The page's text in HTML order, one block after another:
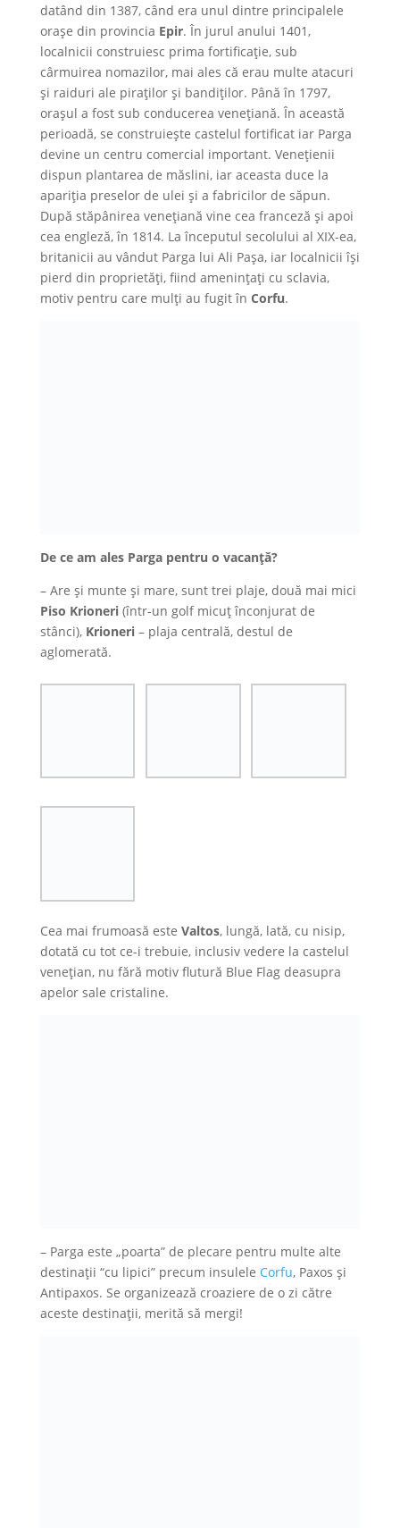
datând din 1387, când era unul dintre principalele
orașe din provincia Epir. În jurul anului 1401,
localnicii construiesc prima fortificație, sub
cârmuirea nomazilor, mai ales că erau multe atacuri
și raiduri ale piraților și bandiților. Până în 1797,
orașul a fost sub conducerea venețiană. În această
perioadă, se construiește castelul fortificat iar Parga
devine un centru comercial important. Venețienii
dispun plantarea de măslini, iar aceasta duce la
apariția preselor de ulei și a fabricilor de săpun.
După stăpânirea venețiană vine cea franceză și apoi
cea engleză, în 1814. La începutul secolului al XIX-ea,
britanicii au vândut Parga lui Ali Pașa, iar localnicii își
pierd din proprietăți, fiind amenințați cu sclavia,
motiv pentru care mulți au fugit în Corfu.
De ce am ales Parga pentru o vacanță?
– Are și munte și mare, sunt trei plaje, două mai mici
Piso Krioneri(într-un golf micuț înconjurat de
stânci), Krioneri – plaja centrală, destul de
aglomerată.
Cea mai frumoasă este Valtos, lungă, lată, cu nisip,
dotată cu tot ce-i trebuie, inclusiv vedere la castelul
venețian, nu fără motiv flutură Blue Flag deasupra
apelor sale cristaline.
– Parga este „poarta” de plecare pentru multe alte
destinații “cu lipici” precum insulele Corfu, Paxos și
Antipaxos. Se organizează croaziere de o zi către
aceste destinații, merită să mergi!